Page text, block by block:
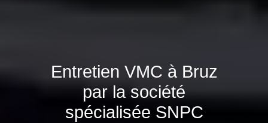
Entretien VMC à Bruz
par la société
spécialisée SNPC